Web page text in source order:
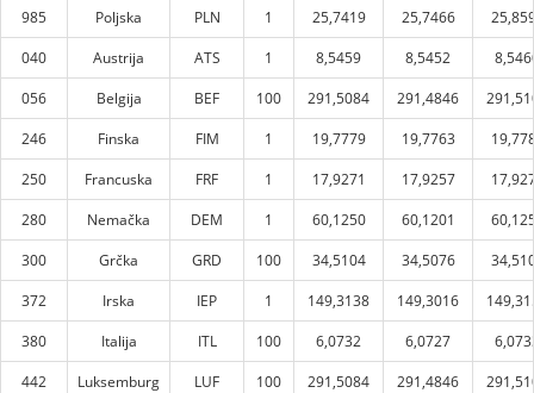
985
Poljska PLN 1 25,7419 25,7466
040
Austrija ATS 1 8,5459 8,5452
056
Belgija BEF 100 291,5084 291,4846
246
Finska FIM 1 19,7779 19,7763
250
Francuska FRF 1 17,9271 17,9257
280
Nemačka DEM 1 60,1250 60,1201
300
Grčka GRD 100 34,5104 34,5076
372
Irska IEP 1 149,3138 149,3016
380
Italija ITL 100 6,0732 6,0727
442
Luksemburg LUF 100 291,5084 291,4846